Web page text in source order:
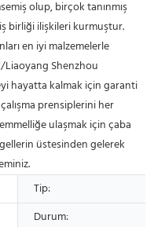
olup, birçok tanınmış
birliği ilişkileri kurmuştur.
en iyi malzemelerle
Liaoyang Shenzhou
hayatta kalmak için garanti
prensiplerini her
ulaşmak için çaba
üstesinden gelerek
Tip:
Durum: